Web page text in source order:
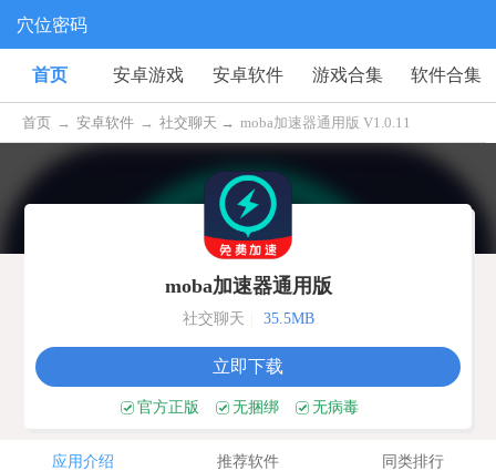
穴位密码
首页 安卓游戏 安卓软件 游戏合集 软件合集
首页 → 安卓软件 → 社交聊天 → moba加速器通用版 V1.0.11
moba加速器通用版
社交聊天 35.5MB
立即下载
官方正版 无捆绑 无病毒
应用介绍 推荐软件 同类排行